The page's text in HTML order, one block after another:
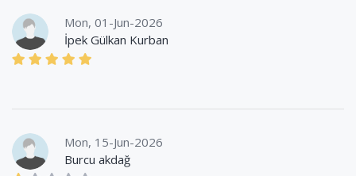
Mon, 01-Jun-2026
İpek Gülkan Kurban
Mon, 15-Jun-2026
Burcu akdağ